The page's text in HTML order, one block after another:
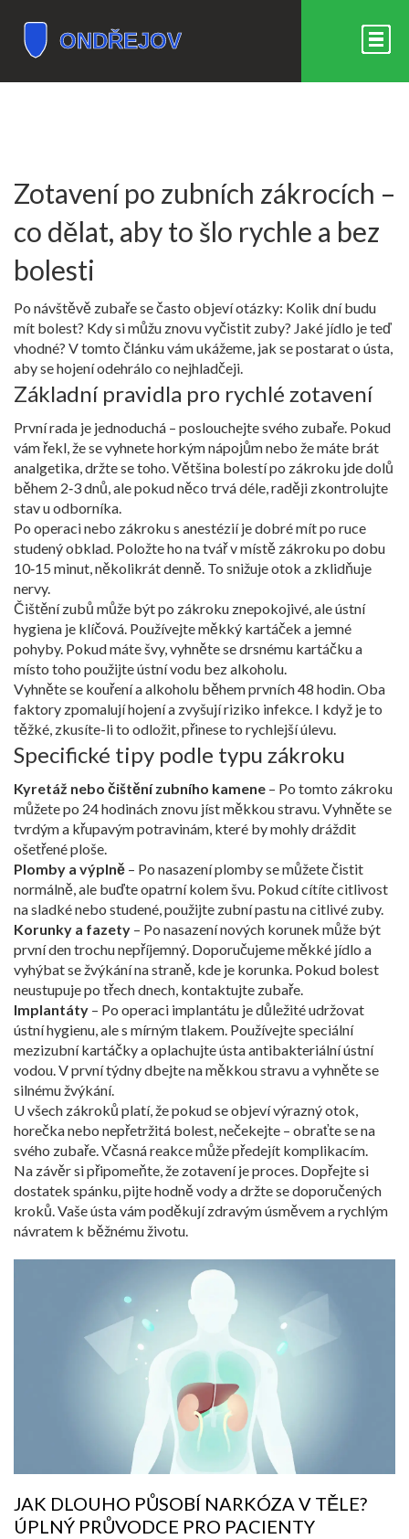
Zotavení po zubních zákrocích –
co dělat, aby to šlo rychle a bez
bolesti
Po návštěvě zubaře se často objeví otázky: Kolik dní budu
mít bolest? Kdy si můžu znovu vyčistit zuby? Jaké jídlo je teď
vhodné? V tomto článku vám ukážeme, jak se postarat o ústa,
aby se hojení odehrálo co nejhladčeji.
Základní pravidla pro rychlé zotavení
První rada je jednoduchá – poslouchejte svého zubaře. Pokud
vám řekl, že se vyhnete horkým nápojům nebo že máte brát
analgetika, držte se toho. Většina bolestí po zákroku jde dolů
během 2‑3 dnů, ale pokud něco trvá déle, raději zkontrolujte
stav u odborníka.
Po operaci nebo zákroku s anestézií je dobré mít po ruce
studený obklad. Položte ho na tvář v místě zákroku po dobu
10‑15 minut, několikrát denně. To snižuje otok a zklidňuje
nervy.
Čištění zubů může být po zákroku znepokojivé, ale ústní
hygiena je klíčová. Používejte měkký kartáček a jemné
pohyby. Pokud máte švy, vyhněte se drsnému kartáčku a
místo toho použijte ústní vodu bez alkoholu.
Vyhněte se kouření a alkoholu během prvních 48 hodin. Oba
faktory zpomalují hojení a zvyšují riziko infekce. I když je to
těžké, zkusíte-li to odložit, přinese to rychlejší úlevu.
Specifické tipy podle typu zákroku
Kyretáž nebo čištění zubního kamene – Po tomto zákroku
můžete po 24 hodinách znovu jíst měkkou stravu. Vyhněte se
tvrdým a křupavým potravinám, které by mohly dráždit
ošetřené ploše.
Plomby a výplně – Po nasazení plomby se můžete čistit
normálně, ale buďte opatrní kolem švu. Pokud cítíte citlivost
na sladké nebo studené, použijte zubní pastu na citlivé zuby.
Korunky a fazety – Po nasazení nových korunek může být
první den trochu nepříjemný. Doporučujeme měkké jídlo a
vyhýbat se žvýkání na straně, kde je korunka. Pokud bolest
neustupuje po třech dnech, kontaktujte zubaře.
Implantáty – Po operaci implantátu je důležité udržovat
ústní hygienu, ale s mírným tlakem. Používejte speciální
mezizubní kartáčky a oplachujte ústa antibakteriální ústní
vodou. V první týdny dbejte na měkkou stravu a vyhněte se
silnému žvýkání.
U všech zákroků platí, že pokud se objeví výrazný otok,
horečka nebo nepřetržitá bolest, nečekejte – obraťte se na
svého zubaře. Včasná reakce může předejít komplikacím.
Na závěr si připomeňte, že zotavení je proces. Dopřejte si
dostatek spánku, pijte hodně vody a držte se doporučených
kroků. Vaše ústa vám poděkují zdravým úsměvem a rychlým
návratem k běžnému životu.
JAK DLOUHO PŮSOBÍ NARKÓZA V TĚLE?
ÚPLNÝ PRŮVODCE PRO PACIENTY